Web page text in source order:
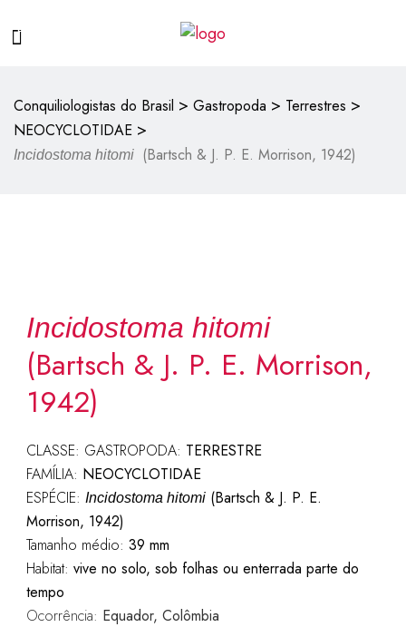
Conquiliologistas do Brasil > Gastropoda > Terrestres >
NEOCYCLOTIDAE >
Incidostoma hitomi (Bartsch & J. P. E. Morrison, 1942)
Incidostoma hitomi
(Bartsch & J. P. E. Morrison,
1942)
CLASSE: GASTROPODA: TERRESTRE
FAMÍLIA: NEOCYCLOTIDAE
ESPÉCIE: Incidostoma hitomi(Bartsch & J. P. E.
Morrison, 1942)
Tamanho médio: 39 mm
Habitat: vive no solo, sob folhas ou enterrada parte do
tempo
Ocorrência: Equador, Colômbia